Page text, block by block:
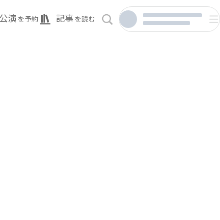
公演 を予約 記事 を読む